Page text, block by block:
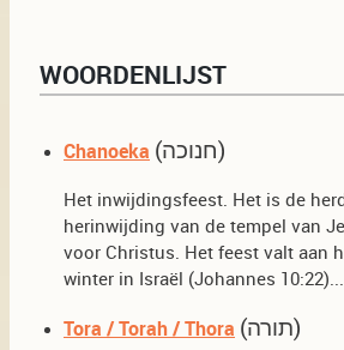
WOORDENLIJST
Chanoeka (חנוכה)
Het inwijdingsfeest. Het is de
herinwijding van de tempel van
voor Christus. Het feest valt aan
winter in Israël (Johannes
Tora / Torah / Thora (תורה)